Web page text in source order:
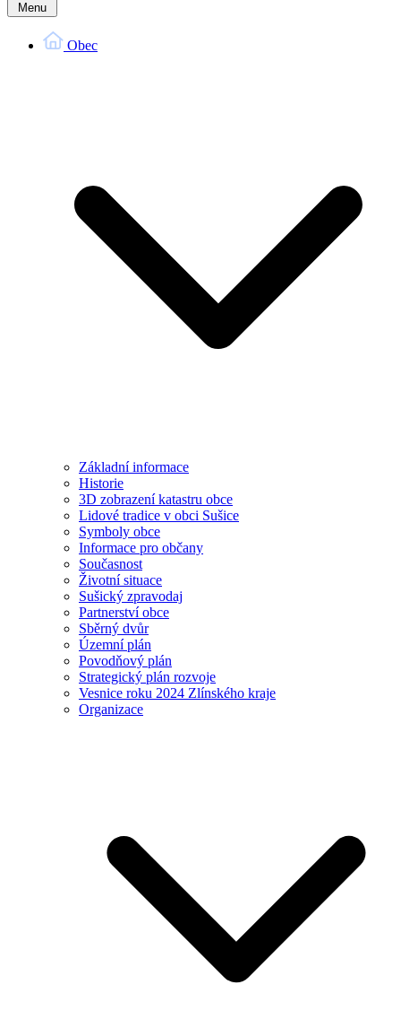
Menu
Obec
Základní informace
Historie
3D zobrazení katastru obce
Lidové tradice v obci Sušice
Symboly obce
Informace pro občany
Současnost
Životní situace
Sušický zpravodaj
Partnerství obce
Sběrný dvůr
Územní plán
Povodňový plán
Strategický plán rozvoje
Vesnice roku 2024 Zlínského kraje
Organizace